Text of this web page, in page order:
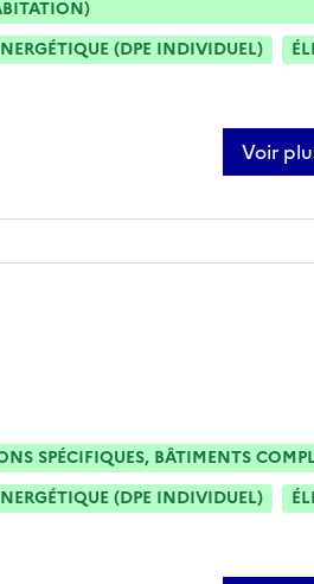
(DPE INDIVIDUEL)
Voir
sur
SPÉCIFIQUES, BÂTIMENTS
(DPE INDIVIDUEL)